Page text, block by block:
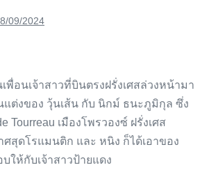
09/2024
พื่อนเจ้าสาวที่บินตรงฝรั่งเศสล่วงหน้ามา
แต่งของ วุ้นเส้น กับ นิกม์ ธนะภูมิกุล ซึ่ง
Tourreau เมืองโพรวองซ์ ฝรั่งเศส
ศสุดโรแมนติก และ หนิง ก็ได้เอาของ
ให้กับเจ้าสาวป้ายแดง